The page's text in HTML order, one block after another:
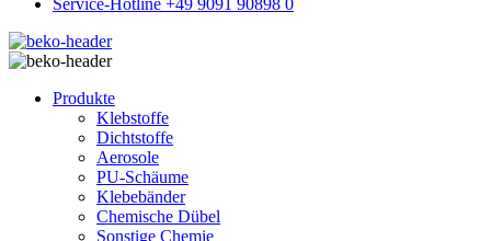
Service-Hotline +49 9091 90898 0
Produkte
Klebstoffe
Dichtstoffe
Aerosole
PU-Schäume
Klebebänder
Chemische Dübel
Sonstige Chemie